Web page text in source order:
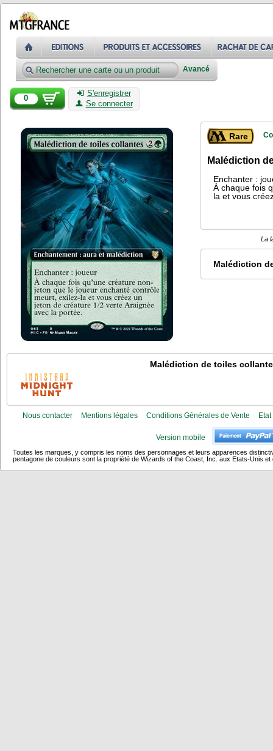
Avancé
0
S'enregistrer
Se connecter
Rare
Malédiction
Enchanter :
À chaque fois
la et vous
La
Malédiction
Malédiction de toiles
Nous contacter Mentions légales Conditions Générales de Vente
Version mobile
Toutes les marques, y compris les noms des personnages et leurs apparences
pentagone de couleurs sont la propriété de Wizards of the Coast, Inc. aux Etats-Unis